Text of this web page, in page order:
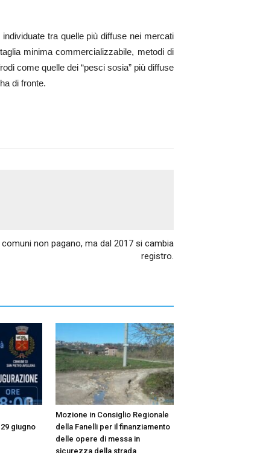
tra quelle più diffuse nei mercati
minima commercializzabile, metodi di
come quelle dei “pesci sosia” più diffuse
di fronte.
non pagano, ma dal 2017 si cambia
registro.
giugno
Mozione in Consiglio Regionale
della Fanelli per il finanziamento
delle opere di messa in
sicurezza della strada